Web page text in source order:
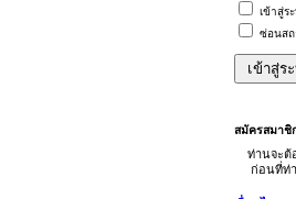
เข้าสู่ร
ซ่อนสถ
สมัครสมาชิ
ท่านจะต้อ
ก่อนที่ท่าน